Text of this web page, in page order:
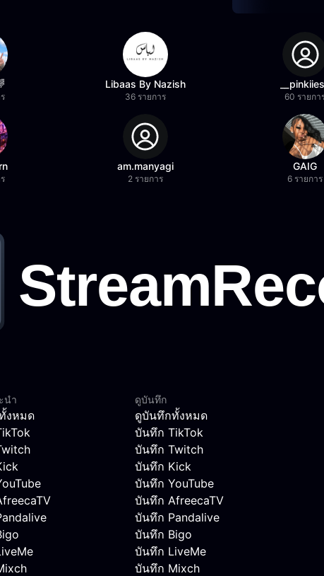
Libaas By Nazish
36 รายการ 60 รายกา
am.manyagi
2 รายการ
GAIG
6 รายการ
นำ
งหมด
ดูบันทึก
ดูบันทึกทั้งหมด
บันทึก TikTok
บันทึก Twitch
บันทึก Kick
บันทึก YouTube
บันทึก AfreecaTV
บันทึก Pandalive
บันทึก Bigo
บันทึก LiveMe
บันทึก Mixch